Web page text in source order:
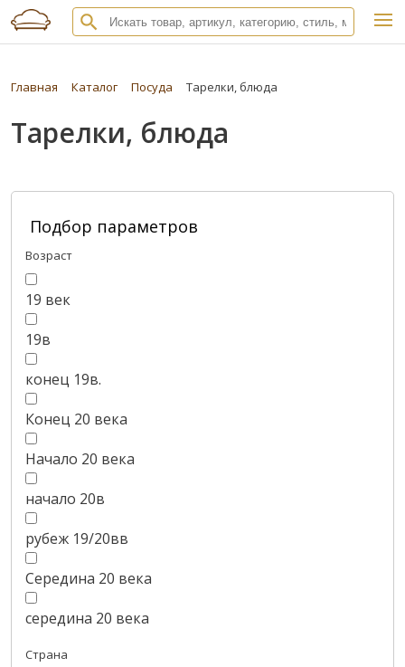
Главная Каталог Посуда Тарелки, блюда
Тарелки, блюда
Подбор параметров
Возраст
19 век
19в
конец 19в.
Конец 20 века
Начало 20 века
начало 20в
рубеж 19/20вв
Середина 20 века
середина 20 века
Страна